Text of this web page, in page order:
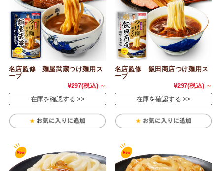
名店監修 麺屋武蔵つけ麺用ス
ープ
¥297(税込) ～
在庫を確認する
名店監修 飯田商店つけ麺用ス
ープ
¥297(税込) ～
在庫を確認する